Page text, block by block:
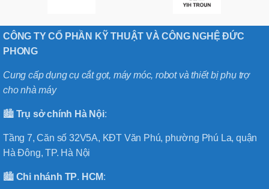
CÔNG TY CỔ PHẦN KỸ THUẬT VÀ CÔNG NGHỆ ĐỨC
PHONG
Cung cấp dụng cụ cắt gọt, máy móc, robot và thiết bị phụ trợ
cho nhà máy
🏙️ Trụ sở chính Hà Nội:
Tầng 7, Căn số 32V5A, KĐT Văn Phú, phường Phú La, quận
Hà Đông, TP. Hà Nội
🏙️ Chi nhánh TP. HCM: